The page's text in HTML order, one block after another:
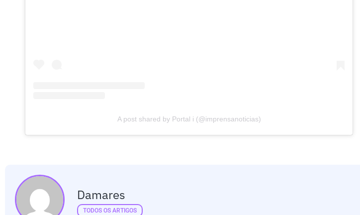
A post shared by Portal i (@imprensanoticias)
Damares
TODOS OS ARTIGOS